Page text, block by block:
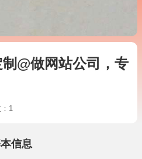
@做网站公司，专
1
信息